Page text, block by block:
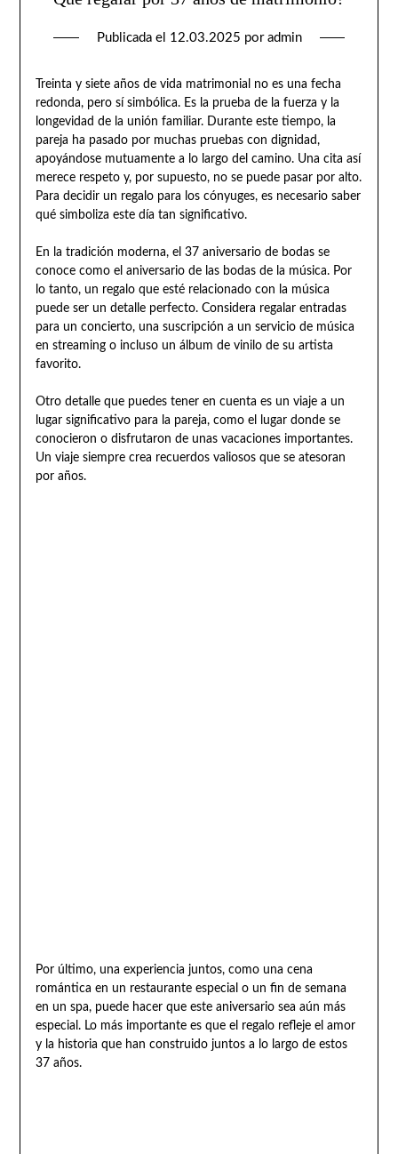
Publicada el 12.03.2025 por admin
Treinta y siete años de vida matrimonial no es una fecha
redonda, pero sí simbólica. Es la prueba de la fuerza y la
longevidad de la unión familiar. Durante este tiempo, la
pareja ha pasado por muchas pruebas con dignidad,
apoyándose mutuamente a lo largo del camino. Una cita así
merece respeto y, por supuesto, no se puede pasar por alto.
Para decidir un regalo para los cónyuges, es necesario saber
qué simboliza este día tan significativo.
En la tradición moderna, el 37 aniversario de bodas se
conoce como el aniversario de las bodas de la música. Por
lo tanto, un regalo que esté relacionado con la música
puede ser un detalle perfecto. Considera regalar entradas
para un concierto, una suscripción a un servicio de música
en streaming o incluso un álbum de vinilo de su artista
favorito.
Otro detalle que puedes tener en cuenta es un viaje a un
lugar significativo para la pareja, como el lugar donde se
conocieron o disfrutaron de unas vacaciones importantes.
Un viaje siempre crea recuerdos valiosos que se atesoran
por años.
Por último, una experiencia juntos, como una cena
romántica en un restaurante especial o un fin de semana
en un spa, puede hacer que este aniversario sea aún más
especial. Lo más importante es que el regalo refleje el amor
y la historia que han construido juntos a lo largo de estos
37 años.